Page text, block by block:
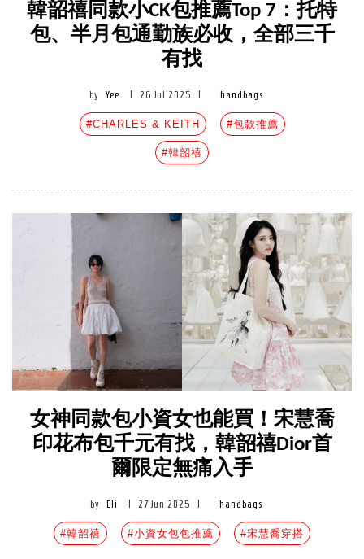
韓韶禧同款小CK包推薦Top 7：托特
包、半月包通勤族必收，全部三千
有找
by Yee 26 Jul 2025 handbags
#CHARLES & KEITH #包款推薦
#韓韶禧
女神同款包小資女也能買！宋慧喬
印花布包千元有找，韓韶禧Dior首
爾限定無痛入手
by Eli 27 Jun 2025 handbags
#韓韶禧 #小資女包包推薦 #宋慧喬穿搭